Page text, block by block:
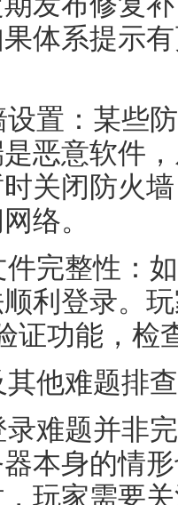
体系提示
设置：某些
恶意软件
关闭防火
络。
件完整性：
利登录。
证功能，检
他难题排查
难题并非
本身的情
玩家需要